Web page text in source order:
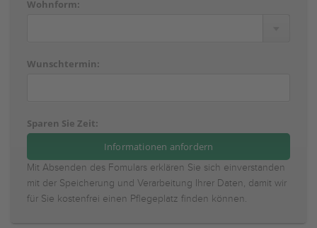
Wohnform:
Wunschtermin:
Sparen Sie Zeit:
Mit Absenden des Fomulars erklären Sie sich einverstanden
mit der Speicherung und Verarbeitung Ihrer Daten, damit wir
für Sie kostenfrei einen Pflegeplatz finden können.